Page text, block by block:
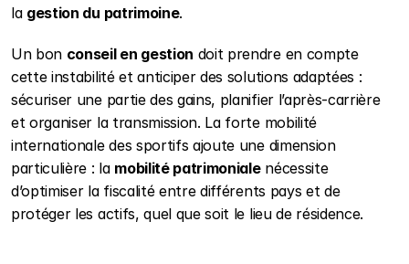
la gestion du patrimoine.
Un bon conseil en gestion doit prendre en compte
cette instabilité et anticiper des solutions adaptées :
sécuriser une partie des gains, planifier l’après-carrière
et organiser la transmission. La forte mobilité
internationale des sportifs ajoute une dimension
particulière : la mobilité patrimoniale nécessite
d’optimiser la fiscalité entre différents pays et de
protéger les actifs, quel que soit le lieu de résidence.